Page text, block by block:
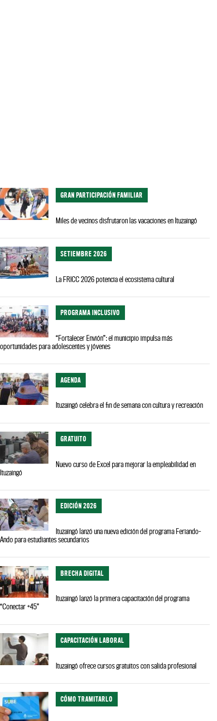
GRAN PARTICIPACIÓN FAMILIAR
Miles de vecinos disfrutaron las vacaciones en Ituzaingó
SETIEMBRE 2026
La FRICC 2026 potencia el ecosistema cultural
PROGRAMA INCLUSIVO
“Fortalecer Envión”: el municipio impulsa más
oportunidades para adolescentes y jóvenes
AGENDA
Ituzaingó celebra el fin de semana con cultura y recreación
GRATUITO
Nuevo curso de Excel para mejorar la empleabilidad en
Ituzaingó
EDICIÓN 2026
Ituzaingó lanzó una nueva edición del programa Feriando-
Ando para estudiantes secundarios
BRECHA DIGITAL
Ituzaingó lanzó la primera capacitación del programa
“Conectar +45”
CAPACITACIÓN LABORAL
Ituzaingó ofrece cursos gratuitos con salida profesional
CÓMO TRAMITARLO